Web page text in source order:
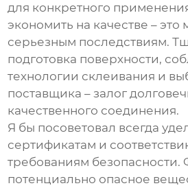
для конкретного
экономить на качестве –
серьезным последствиям.
подготовка поверхности,
технологии склеивания и
поставщика – залог
качественного соединения.
Я бы посоветовал всегда
сертификатам и
требованиям безопасности.
потенциально опасное